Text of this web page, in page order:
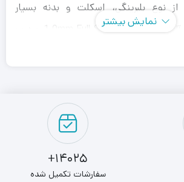
ابعاد 80/120mm از نوع بلبرینگی، اسکلت و بدنه بسیار
نمایش بیشتر
14025+
سفارشات تکمیل شده